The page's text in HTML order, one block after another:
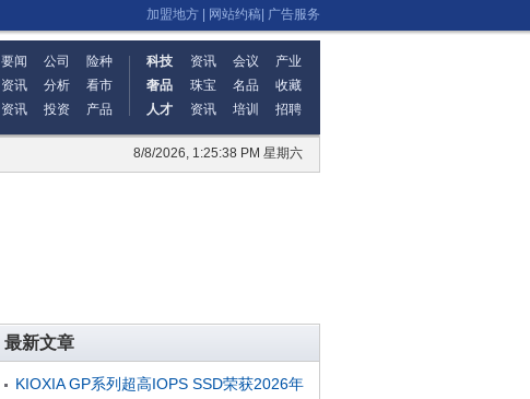
加盟地方 网站约稿 广告服务
要闻 公司
险种
资讯 分析
看市
资讯 投资 产品
科技 资讯 会议
产业
奢品
珠宝 名品
收藏
人才
资讯 培训 招聘
8/8/2026, 1:25:39 PM 星期六
最新文章
KIOXIA GP系列超高IOPS SSD荣获2026年